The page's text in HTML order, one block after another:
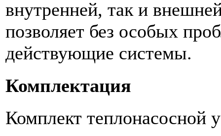
внутренней, так и
позволяет без особых
действующие системы.
Комплектация
Комплект теплонасосной